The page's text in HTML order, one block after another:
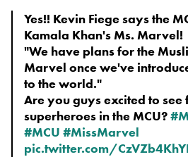
Yes!! Kevin Fiege says the
Kamala Khan's Ms. Marvel!
"We have plans for the
Marvel once we've
to the world."
Are you guys excited to see
superheroes in the MCU?
#MCU #MissMarvel
pic.twitter.com/